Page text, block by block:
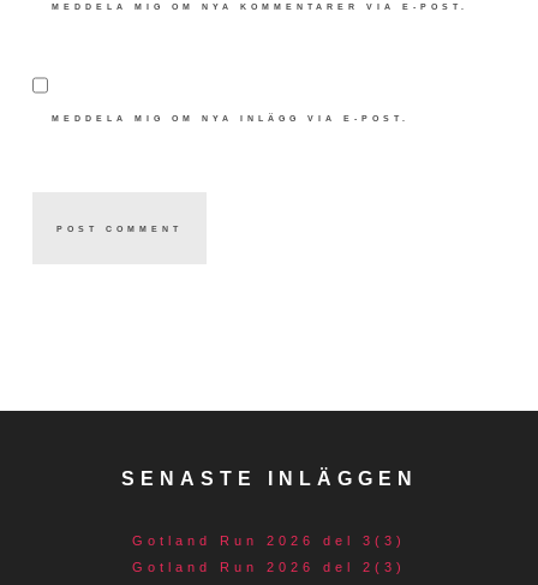
MEDDELA MIG OM NYA KOMMENTARER VIA E-POST.
MEDDELA MIG OM NYA INLÄGG VIA E-POST.
SENASTE INLÄGGEN
Gotland Run 2026 del 3(3)
Gotland Run 2026 del 2(3)